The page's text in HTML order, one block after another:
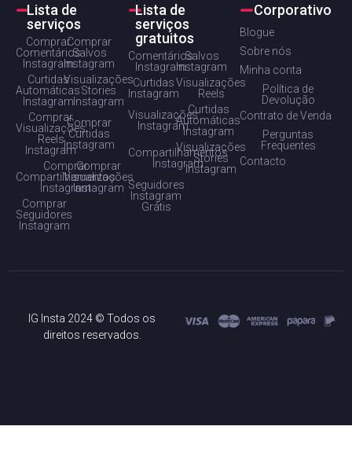
Lista de
serviços
Comprar
Comentários
Instagram
Comprar
Salvos
Instagram
Curtidas
Automáticas
Instagram
Visualizações
Stories
Instagram
Comprar
Visualizações
Reels
Instagram
Comprar
Curtidas
Instagram
Comprar
Compartilhamentos
Instagram
Comprar
Visualizações
Instagram
Comprar
Seguidores
Instagram
Lista de
serviços
gratuitos
Comentários
Instagram
Salvos
Instagram
Curtidas
Instagram
Visualizações
Reels
Visualizações
Instagram
Curtidas
Automáticas
Instagram
Compartilhamentos
Instagram
Visualizações
Stories
Instagram
Seguidores
Instagram
Grátis
Corporativo
Blogue
Sobre nós
Minha conta
Política de
Devolução
Contrato de Venda
Perguntas
Frequentes
Contacto
IG Insta 2024 © Todos os
direitos reservados.